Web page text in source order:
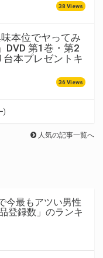
38 Views
本位でヤってみ
DVD 第1巻・第2
本プレゼントキ
36 Views
)
人気の記事一覧へ
今最もアツい男性
登録数」のランキ